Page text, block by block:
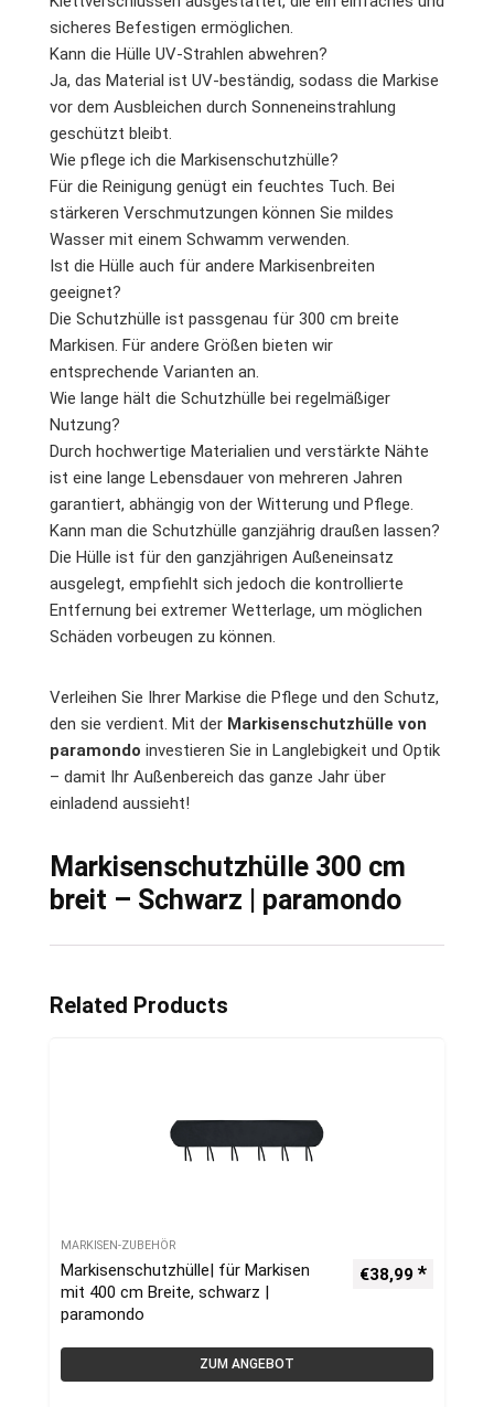
sicheres Befestigen ermöglichen.
Kann die Hülle UV-Strahlen abwehren?
Ja, das Material ist UV-beständig, sodass die Markise
vor dem Ausbleichen durch Sonneneinstrahlung
geschützt bleibt.
Wie pflege ich die Markisenschutzhülle?
Für die Reinigung genügt ein feuchtes Tuch. Bei
stärkeren Verschmutzungen können Sie mildes
Wasser mit einem Schwamm verwenden.
Ist die Hülle auch für andere Markisenbreiten
geeignet?
Die Schutzhülle ist passgenau für 300 cm breite
Markisen. Für andere Größen bieten wir
entsprechende Varianten an.
Wie lange hält die Schutzhülle bei regelmäßiger
Nutzung?
Durch hochwertige Materialien und verstärkte Nähte
ist eine lange Lebensdauer von mehreren Jahren
garantiert, abhängig von der Witterung und Pflege.
Kann man die Schutzhülle ganzjährig draußen lassen?
Die Hülle ist für den ganzjährigen Außeneinsatz
ausgelegt, empfiehlt sich jedoch die kontrollierte
Entfernung bei extremer Wetterlage, um möglichen
Schäden vorbeugen zu können.
Verleihen Sie Ihrer Markise die Pflege und den Schutz,
den sie verdient. Mit der Markisenschutzhülle von
paramondo investieren Sie in Langlebigkeit und Optik
– damit Ihr Außenbereich das ganze Jahr über
einladend aussieht!
Markisenschutzhülle 300 cm
breit – Schwarz | paramondo
Related Products
MARKISEN-ZUBEHÖR
Markisenschutzhülle| für Markisen
mit 400 cm Breite, schwarz |
paramondo
€38,99
ZUM ANGEBOT